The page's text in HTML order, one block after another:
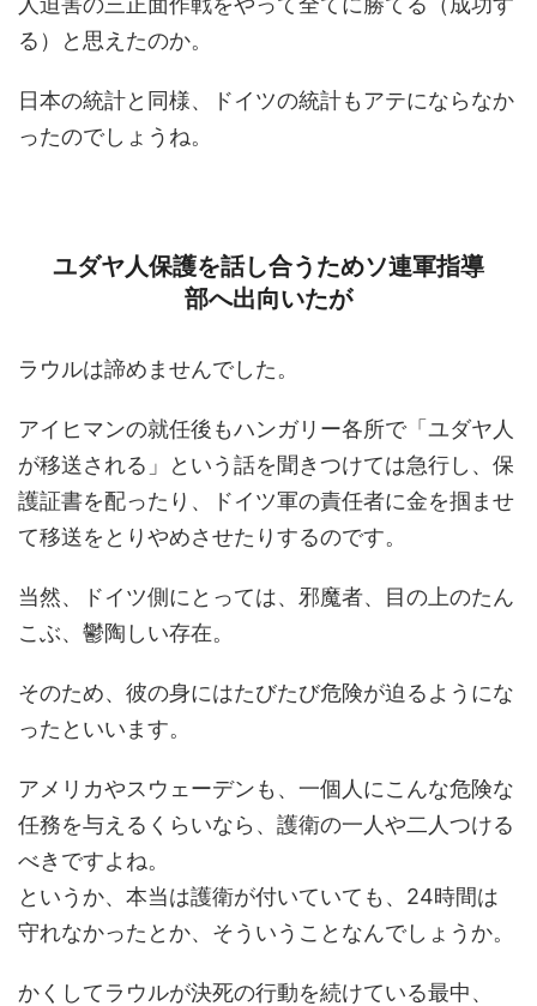
る）と思えたのか。
日本の統計と同様、ドイツの統計もアテにならなか
ったのでしょうね。
ユダヤ人保護を話し合うためソ連軍指導
部へ出向いたが
ラウルは諦めませんでした。
アイヒマンの就任後もハンガリー各所で「ユダヤ人
が移送される」という話を聞きつけては急行し、保
護証書を配ったり、ドイツ軍の責任者に金を掴ませ
て移送をとりやめさせたりするのです。
当然、ドイツ側にとっては、邪魔者、目の上のたん
こぶ、鬱陶しい存在。
そのため、彼の身にはたびたび危険が迫るようにな
ったといいます。
アメリカやスウェーデンも、一個人にこんな危険な
任務を与えるくらいなら、護衛の一人や二人つける
べきですよね。
というか、本当は護衛が付いていても、24時間は
守れなかったとか、そういうことなんでしょうか。
かくしてラウルが決死の行動を続けている最中、